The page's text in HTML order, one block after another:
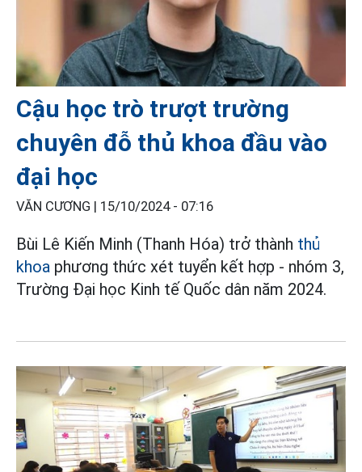
Cậu học trò trượt trường
chuyên đỗ thủ khoa đầu vào
đại học
VĂN CƯƠNG | 15/10/2024 - 07:16
Bùi Lê Kiến Minh (Thanh Hóa) trở thành thủ
khoa phương thức xét tuyển kết hợp - nhóm 3,
Trường Đại học Kinh tế Quốc dân năm 2024.